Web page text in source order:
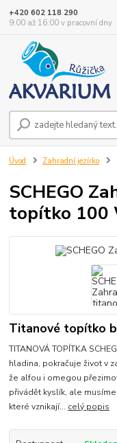
+420 602 118 290
9:00 až 16:00 v pracovní dny
Úvod Zahradní jezírko
SCHEGO
topítko 100
Titanové topítko
TITANOVÁ TOPÍTKA
hladina, pokračuje život v
že alfou i omegou
přivádět kyslík, ale
které vznikají... celý popis